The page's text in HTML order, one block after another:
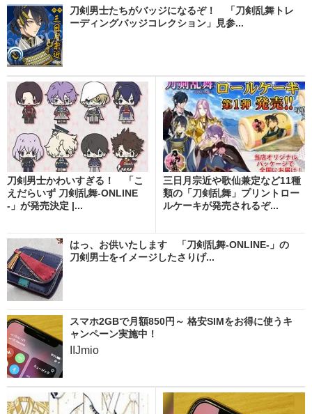
刀剣男士たちがバッジになるぞ！ 「刀剣乱舞トレ
ーディングバッジコレクション」見参...
刀剣男士かわいすぎる！ 「こ
えだらいず 刀剣乱舞-ONLINE
-」が発売決定 |...
三日月宗近や歌仙兼定など11種
類の「刀剣乱舞」プリントロー
ルケーキが発売されるぞ...
はっ、お供いたします 「刀剣乱舞-ONLINE-」の
刀剣男士をイメージしたさりげ...
スマホ2GBで月額850円～ 格安SIMをお得に使うキ
ャンペーン実施中！
IIJmio